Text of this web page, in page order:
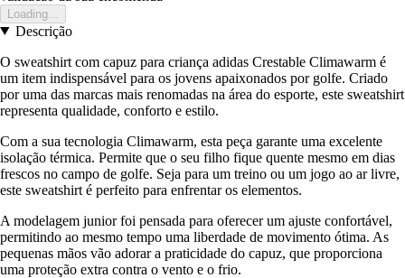
Loading...
Descrição
O sweatshirt com capuz para criança adidas Crestable Climawarm é
um item indispensável para os jovens apaixonados por golfe. Criado
por uma das marcas mais renomadas na área do esporte, este sweatshirt
representa qualidade, conforto e estilo.
Com a sua tecnologia Climawarm, esta peça garante uma excelente
isolação térmica. Permite que o seu filho fique quente mesmo em dias
frescos no campo de golfe. Seja para um treino ou um jogo ao ar livre,
este sweatshirt é perfeito para enfrentar os elementos.
A modelagem junior foi pensada para oferecer um ajuste confortável,
permitindo ao mesmo tempo uma liberdade de movimento ótima. As
pequenas mãos vão adorar a praticidade do capuz, que proporciona
uma proteção extra contra o vento e o frio.